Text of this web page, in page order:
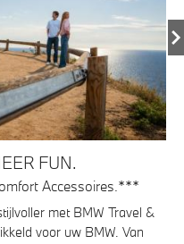
FUN.
Accessoires.***
met BMW Travel &
voor uw BMW. Van